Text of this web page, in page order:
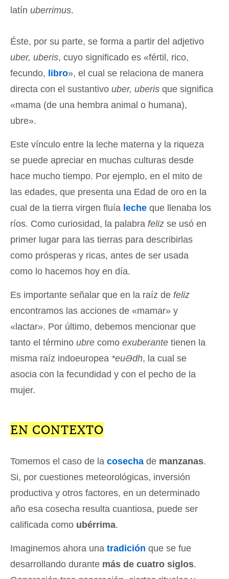
latín uberrimus.
Éste, por su parte, se forma a partir del adjetivo
uber, uberis, cuyo significado es «fértil, rico,
fecundo, libro», el cual se relaciona de manera
directa con el sustantivo uber, uberis que significa
«mama (de una hembra animal o humana),
ubre».
Este vínculo entre la leche materna y la riqueza
se puede apreciar en muchas culturas desde
hace mucho tiempo. Por ejemplo, en el mito de
las edades, que presenta una Edad de oro en la
cual de la tierra virgen fluía leche que llenaba los
ríos. Como curiosidad, la palabra feliz se usó en
primer lugar para las tierras para describirlas
como prósperas y ricas, antes de ser usada
como lo hacemos hoy en día.
Es importante señalar que en la raíz de feliz
encontramos las acciones de «mamar» y
«lactar». Por último, debemos mencionar que
tanto el término ubre como exuberante tienen la
misma raíz indoeuropea *euƏdh, la cual se
asocia con la fecundidad y con el pecho de la
mujer.
EN CONTEXTO
Tomemos el caso de la cosecha de manzanas.
Si, por cuestiones meteorológicas, inversión
productiva y otros factores, en un determinado
año esa cosecha resulta cuantiosa, puede ser
calificada como ubérrima.
Imaginemos ahora una tradición que se fue
desarrollando durante más de cuatro siglos.